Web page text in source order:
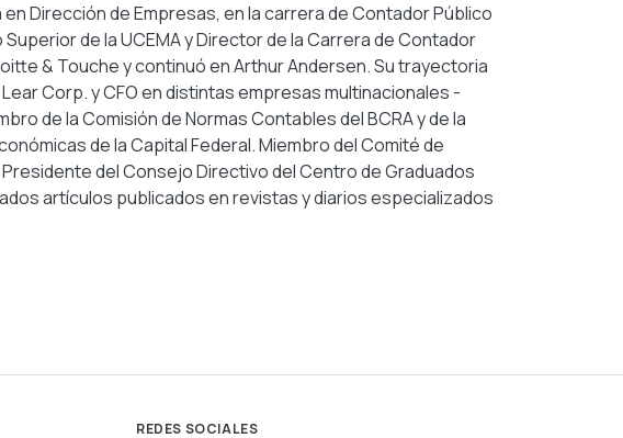
Dirección de Empresas, en la carrera de Contador Público
de la UCEMA y Director de la Carrera de Contador
& Touche y continuó en Arthur Andersen. Su trayectoria
Corp. y CFO en distintas empresas multinacionales -
de la Comisión de Normas Contables del BCRA y de la
de la Capital Federal. Miembro del Comité de
del Consejo Directivo del Centro de Graduados
artículos publicados en revistas y diarios especializados
REDES SOCIALES